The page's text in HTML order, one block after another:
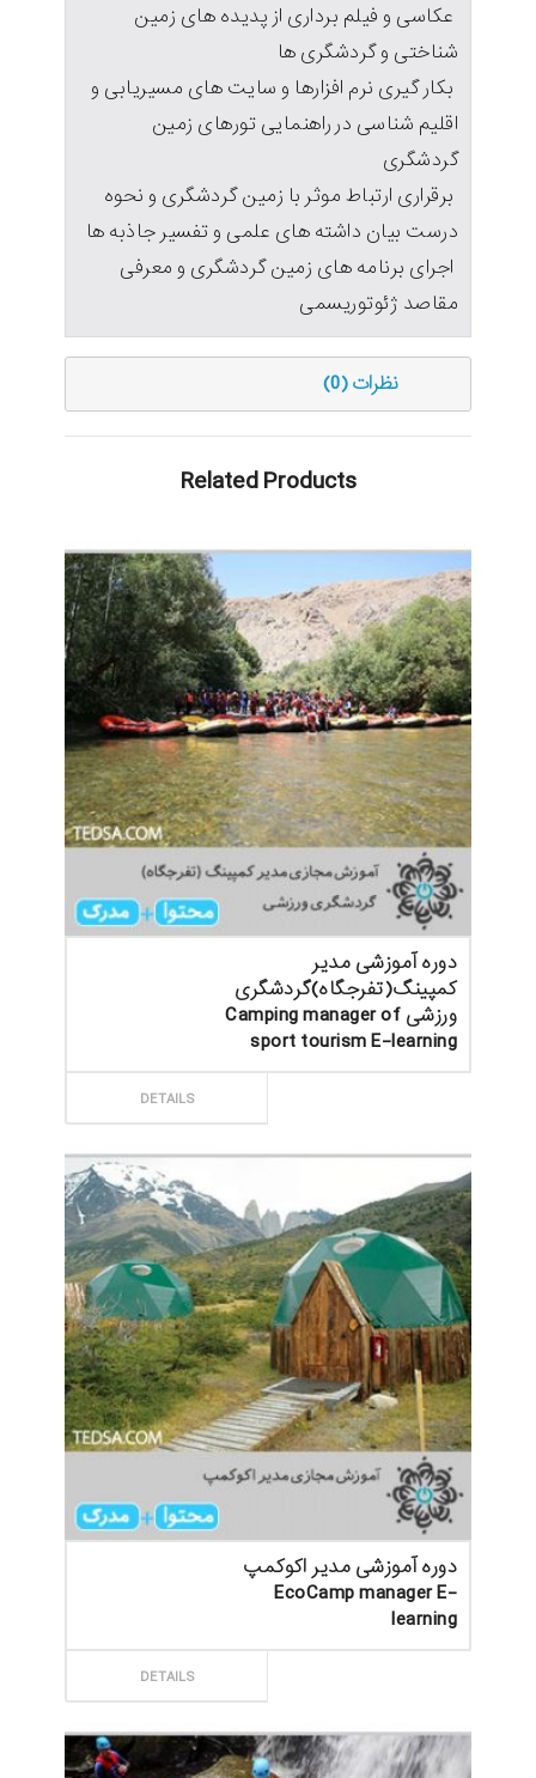
عکاسی و فیلم برداری از پدیده های زمین
شناختی و گردشگری ها
بکار گیری نرم افزارها و سایت های مسیریابی و
اقلیم شناسی در راهنمایی تورهای زمین
گردشگری
برقراری ارتباط موثر با زمین گردشگری و نحوه
درست بیان داشته های علمی و تفسیر جاذبه ها
اجرای برنامه های زمین گردشگری و معرفی
مقاصد ژئوتوریسمی
نظرات (0)
Related Products
دوره آموزشی مدیر
کمپینگ(تفرجگاه)گردشگری
ورزشی Camping manager of
sport tourism E-learning
DETAILS
دوره آموزشی مدیر اکوکمپ
EcoCamp manager E-
learning
DETAILS